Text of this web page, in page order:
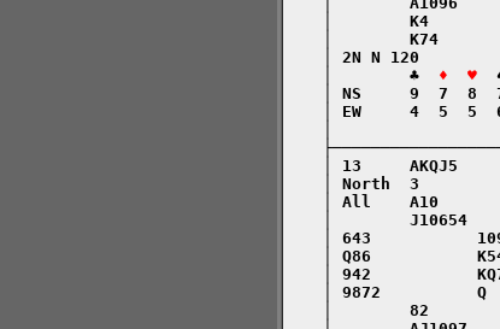
│        K4
│        K74
│ 2N N 120
    │        ♣
♦  ♥
│ NS     9  7  8
│ EW     4  5  5
│
│ 13     AKQJ5
│ North  3
│ All    A10
│        J10654
│ 643
│ Q86
│ 942
│ 9872          Q
│        82